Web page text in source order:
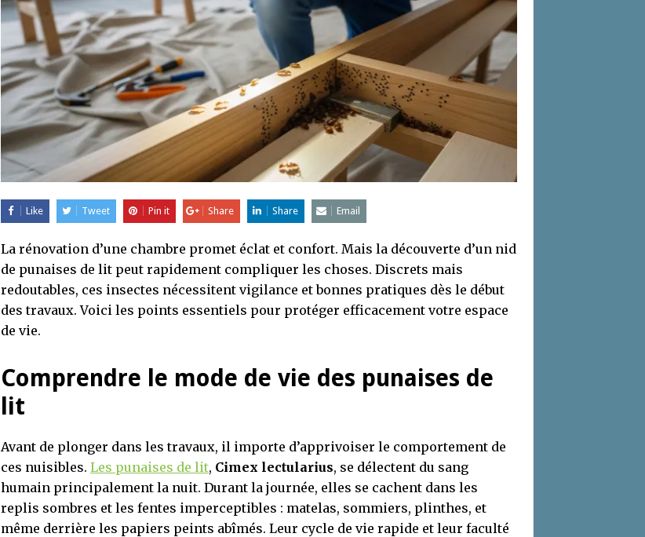
Like Tweet Pin it Share Share Email
La rénovation d’une chambre promet éclat et confort. Mais la découverte d’un nid
de punaises de lit peut rapidement compliquer les choses. Discrets mais
redoutables, ces insectes nécessitent vigilance et bonnes pratiques dès le début
des travaux. Voici les points essentiels pour protéger efficacement votre espace
de vie.
Comprendre le mode de vie des punaises de
lit
Avant de plonger dans les travaux, il importe d’apprivoiser le comportement de
ces nuisibles. Les punaises de lit, Cimex lectularius, se délectent du sang
humain principalement la nuit. Durant la journée, elles se cachent dans les
replis sombres et les fentes imperceptibles : matelas, sommiers, plinthes, et
même derrière les papiers peints abîmés. Leur cycle de vie rapide et leur faculté